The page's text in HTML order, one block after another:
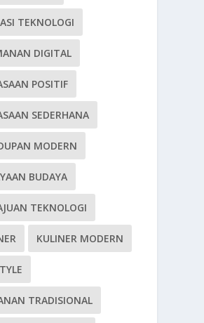
TEKNOLOGI
DIGITAL
POSITIF
SEDERHANA
MODERN
BUDAYA
TEKNOLOGI
KULINER MODERN
TRADISIONAL